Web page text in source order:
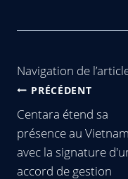
Navigation de
PRÉCÉDENT
Centara étend sa
présence au Vietnam
avec la signature
accord de gestion